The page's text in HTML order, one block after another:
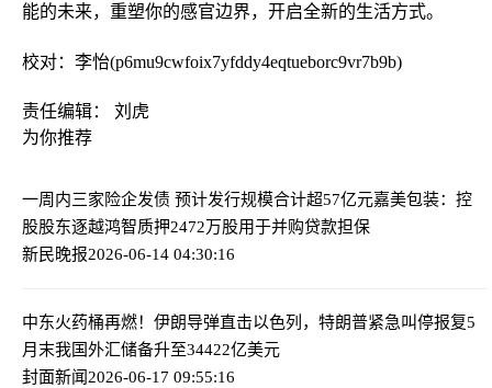
能的未来，重塑你的感官边界，开启全新的生活方式。
校对：李怡(p6mu9cwfoix7yfddy4eqtueborc9vr7b9b)
责任编辑： 刘虎
为你推荐
一周内三家险企发债 预计发行规模合计超57亿元嘉美包装：控
股股东逐越鸿智质押2472万股用于并购贷款担保
新民晚报2026-06-14 04:30:16
中东火药桶再燃！伊朗导弹直击以色列，特朗普紧急叫停报复5
月末我国外汇储备升至34422亿美元
封面新闻2026-06-17 09:55:16